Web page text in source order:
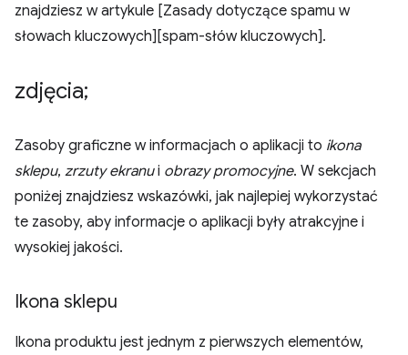
znajdziesz w artykule [Zasady dotyczące spamu w
słowach kluczowych][spam-słów kluczowych].
zdjęcia;
Zasoby graficzne w informacjach o aplikacji to ikona
sklepu, zrzuty ekranui obrazy promocyjne. W sekcjach
poniżej znajdziesz wskazówki, jak najlepiej wykorzystać
te zasoby, aby informacje o aplikacji były atrakcyjne i
wysokiej jakości.
Ikona sklepu
Ikona produktu jest jednym z pierwszych elementów,